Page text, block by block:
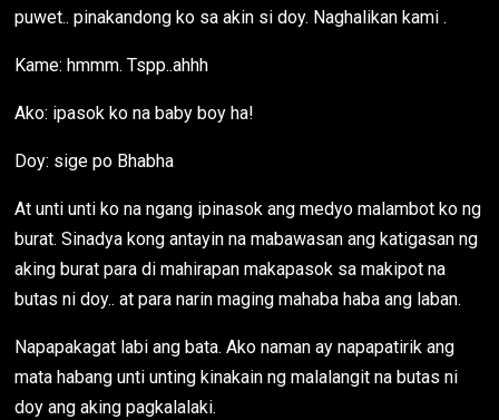
puwet.. pinakandong ko sa akin si doy. Naghalikan kami .
Kame: hmmm. Tspp..ahhh
Ako: ipasok ko na baby boy ha!
Doy: sige po Bhabha
At unti unti ko na ngang ipinasok ang medyo malambot ko ng
burat. Sinadya kong antayin na mabawasan ang katigasan ng
aking burat para di mahirapan makapasok sa makipot na
butas ni doy.. at para narin maging mahaba haba ang laban.
Napapakagat labi ang bata. Ako naman ay napapatirik ang
mata habang unti unting kinakain ng malalangit na butas ni
doy ang aking pagkalalaki.